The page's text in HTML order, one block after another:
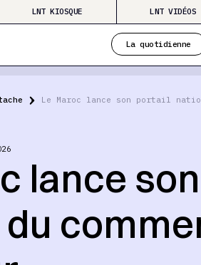
LNT KIOSQUE LNT VIDÉOS
La quotidienne
Le Maroc lance son portail
lance